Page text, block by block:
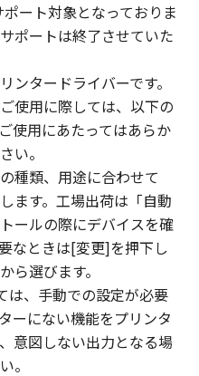
できますが、かかる
本契約書上の義務お
もに、その履行に関
とします。
づいて「本ソフトウ
ックアップとして、
、複製することがで
る場合を除き、キヤ
センサーのいかなる
黙示たるとを問わ
様に譲渡あるいは許
ん。
、譲渡、販売、頒
の他の方法により、
」を使用させること
ート対象となっておりま
ポートは終了させていた
ンタードライバーです。
使用に際しては、以下の
使用にあたってはあらか
い。
種類、用途に合わせて
ます。工場出荷は「自動
ールの際にデバイスを確
なときは[変更]を押下し
ら選びます。
は、手動での設定が必要
ーにない機能をプリンタ
意図しない出力となる場
。